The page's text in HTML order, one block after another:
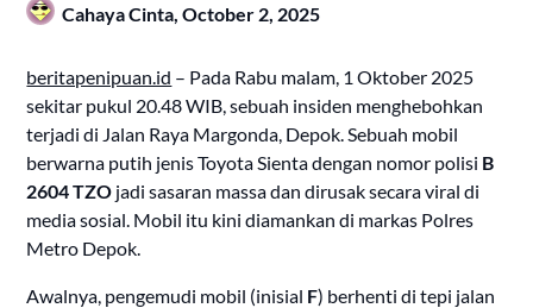
Cahaya Cinta,October 2, 2025
beritapenipuan.id – Pada Rabu malam, 1 Oktober 2025
sekitar pukul 20.48 WIB, sebuah insiden menghebohkan
terjadi di Jalan Raya Margonda, Depok. Sebuah mobil
berwarna putih jenis Toyota Sienta dengan nomor polisi B
2604 TZO jadi sasaran massa dan dirusak secara viral di
media sosial. Mobil itu kini diamankan di markas Polres
Metro Depok.
Awalnya, pengemudi mobil (inisial F) berhenti di tepi jalan